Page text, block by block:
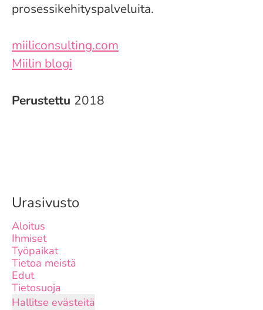
prosessikehityspalveluita.
miiliconsulting.com
Miilin blogi
Perustettu 2018
Urasivusto
Aloitus
Ihmiset
Työpaikat
Tietoa meistä
Edut
Tietosuoja
Hallitse evästeitä